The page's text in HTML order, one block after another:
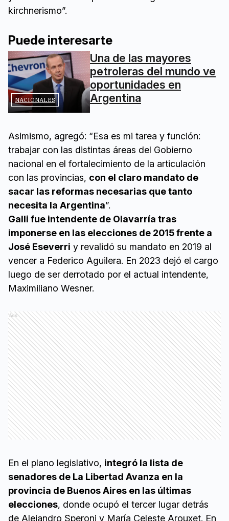
kirchnerismo”.
Puede interesarte
NACIONALES
Una de las mayores
petroleras del mundo ve
oportunidades en
Argentina
Asimismo, agregó: “Esa es mi tarea y función:
trabajar con las distintas áreas del Gobierno
nacional en el fortalecimiento de la articulación
con las provincias, con el claro mandato de
sacar las reformas necesarias que tanto
necesita la Argentina”.
Galli fue intendente de Olavarría tras
imponerse en las elecciones de 2015 frente a
José Eseverri y revalidó su mandato en 2019 al
vencer a Federico Aguilera. En 2023 dejó el cargo
luego de ser derrotado por el actual intendente,
Maximiliano Wesner.
Ads
En el plano legislativo, integró la lista de
senadores de La Libertad Avanza en la
provincia de Buenos Aires en las últimas
elecciones, donde ocupó el tercer lugar detrás
de Alejandro Speroni y María Celeste Arouxet. En